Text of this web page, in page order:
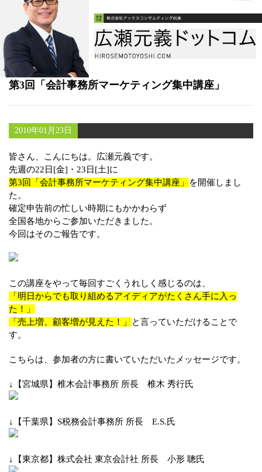
書籍
メールマガジン（無料）
講演・取材依頼
セミナー
第3回「会計事務所マーケティング集中講座」
2010年01月23日
皆さん、こんにちは。広瀬元義です。
先週の22日[金]・23日[土]に
第3回「会計事務所マーケティング集中講座」
を開催しまし
た。
確定申告前の忙しい時期にもかかわらず
全国各地からご参加いただきました。
今回はそのご報告です。
この講座をやって毎回すごくうれしく感じるのは、
「明日からでも取り組めるアイディアがたくさん手に入っ
た！」
「売上増、顧客増が見えた！」
と言っていただけることで
す。
こちらは、参加者の方に書いていただいたメッセージです。
↓【宮城県】椎木会計事務所 所長 椎木 秀行氏
↓【千葉県】S税務会計事務所 所長 E.S.氏
↓【東京都】株式会社 東京会計社 所長 小形 聰氏